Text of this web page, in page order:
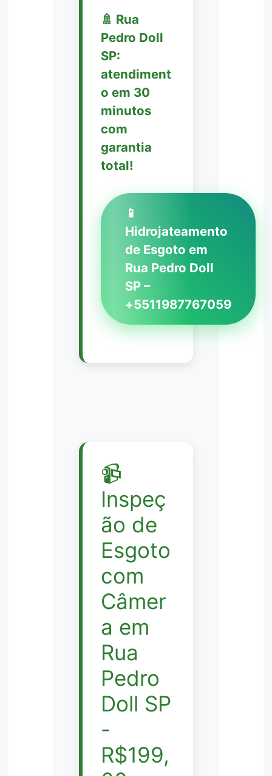
🚿 Rua
Pedro Doll
SP:
atendiment
o em 30
minutos
com
garantia
total!
📱
Hidrojateamento
de Esgoto em
Rua Pedro Doll
SP –
+5511987767059
📹
Inspeç
ão de
Esgoto
com
Câmer
a em
Rua
Pedro
Doll SP
-
R$199,